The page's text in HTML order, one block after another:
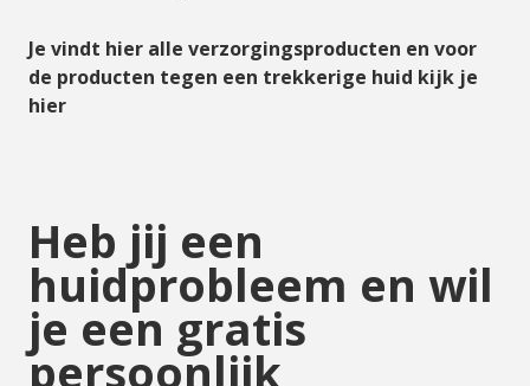
Je vindt hier alle verzorgingsproducten en voor
de producten tegen een trekkerige huid kijk je
hier
Heb jij een
huidprobleem en wil
je een gratis
persoonlijk